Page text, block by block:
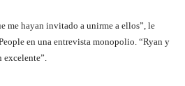
me hayan invitado a unirme a ellos”, le
en una entrevista monopolio. “Ryan y
excelente”.